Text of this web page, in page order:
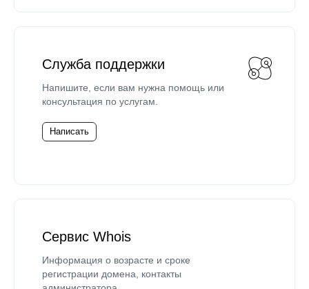
Служба поддержки
Напишите, если вам нужна помощь или
консультация по услугам.
Написать
Сервис Whois
Информация о возрасте и сроке
регистрации домена, контакты